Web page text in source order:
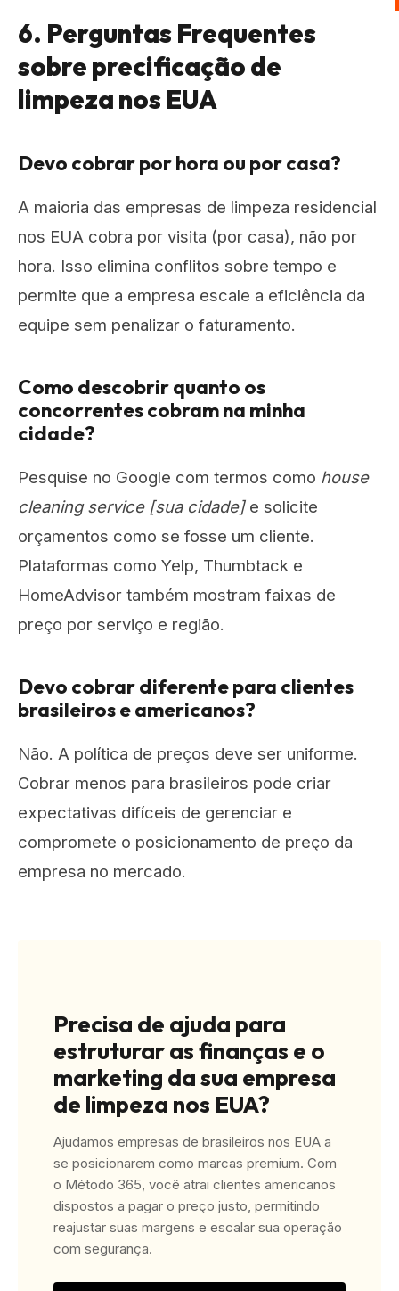
6. Perguntas Frequentes
sobre precificação de
limpeza nos EUA
Devo cobrar por hora ou por casa?
A maioria das empresas de limpeza residencial
nos EUA cobra por visita (por casa), não por
hora. Isso elimina conflitos sobre tempo e
permite que a empresa escale a eficiência da
equipe sem penalizar o faturamento.
Como descobrir quanto os
concorrentes cobram na minha
cidade?
Pesquise no Google com termos como house
cleaning service [sua cidade]e solicite
orçamentos como se fosse um cliente.
Plataformas como Yelp, Thumbtack e
HomeAdvisor também mostram faixas de
preço por serviço e região.
Devo cobrar diferente para clientes
brasileiros e americanos?
Não. A política de preços deve ser uniforme.
Cobrar menos para brasileiros pode criar
expectativas difíceis de gerenciar e
compromete o posicionamento de preço da
empresa no mercado.
Precisa de ajuda para
estruturar as finanças e o
marketing da sua empresa
de limpeza nos EUA?
Ajudamos empresas de brasileiros nos EUA a
se posicionarem como marcas premium. Com
o Método 365, você atrai clientes americanos
dispostos a pagar o preço justo, permitindo
reajustar suas margens e escalar sua operação
com segurança.